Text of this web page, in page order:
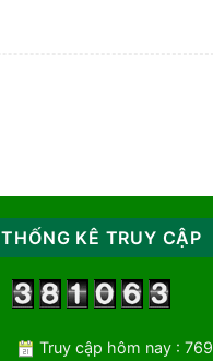
THỐNG KÊ TRUY CẬP
Truy cập hôm nay : 769